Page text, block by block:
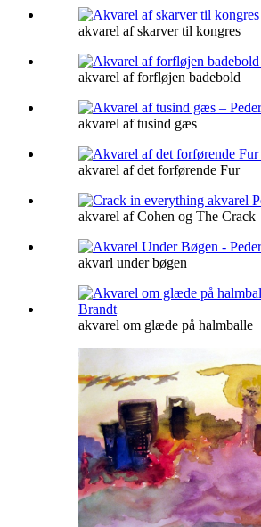
akvarel af skarver til kongres
akvarel af forfløjen badebold
akvarel af tusind gæs
akvarel af det forførende Fur
akvarel af Cohen og The Crack
akvarl under bøgen
akvarel om glæde på halmballe